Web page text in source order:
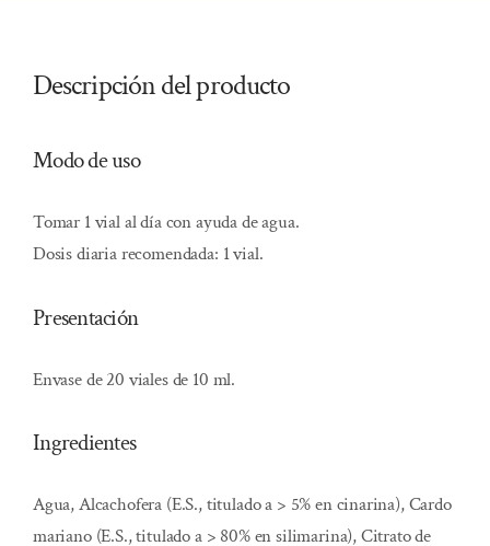
Descripción del producto
Modo de uso
Tomar 1 vial al día con ayuda de agua.
Dosis diaria recomendada: 1 vial.
Presentación
Envase de 20 viales de 10 ml.
Ingredientes
Agua, Alcachofera (E.S., titulado a > 5% en cinarina), Cardo
mariano (E.S., titulado a > 80% en silimarina), Citrato de